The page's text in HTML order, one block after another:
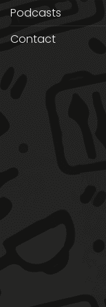
Podcasts
Contact